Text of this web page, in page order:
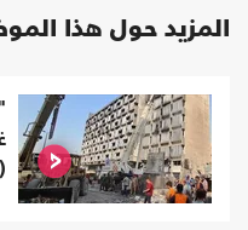
المزيد حول هذا